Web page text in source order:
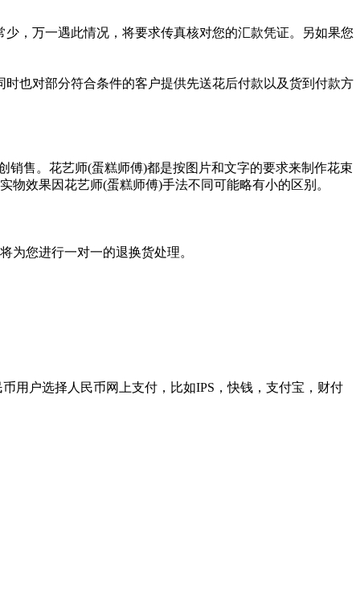
，万一遇此情况，将要求传真核对您的汇款凭证。另如果您
也对部分符合条件的客户提供先送花后付款以及货到付款方
销售。花艺师(蛋糕师傅)都是按图片和文字的要求来制作花束
效果因花艺师(蛋糕师傅)手法不同可能略有小的区别。
为您进行一对一的退换货处理。
用户选择人民币网上支付，比如IPS，快钱，支付宝，财付